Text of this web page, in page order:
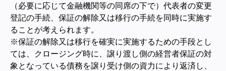
（必要に応じて金融機関等の同席の下で）代表者の変更
登記の手続、保証の解除又は移行の手続を同時に実施す
ることが考えられます。
※保証の解除又は移行を確実に実施するための手段とし
ては、クロージング時に、譲り渡し側の経営者保証の対
象となっている債務を譲り受け側の資力により返済し、